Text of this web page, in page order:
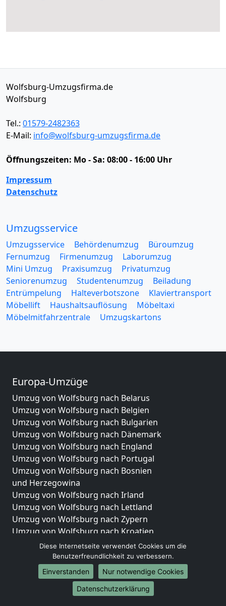
Wolfsburg-Umzugsfirma.de
Wolfsburg
Tel.: 01579-2482363
E-Mail: info@wolfsburg-umzugsfirma.de
Öffnungszeiten: Mo - Sa: 08:00 - 16:00 Uhr
Impressum
Datenschutz
Umzugsservice
Umzugsservice Behördenumzug
Büroumzug
Fernumzug
Firmenumzug
Laborumzug
Mini Umzug
Praxisumzug
Privatumzug
Seniorenumzug
Studentenumzug
Beiladung
Entrümpelung
Halteverbotszone
Klaviertransport
Möbellift
Haushaltsauflösung
Möbeltaxi
Möbelmitfahrzentrale
Umzugskartons
Europa-Umzüge
Umzug von Wolfsburg nach Belarus
Umzug von Wolfsburg nach Belgien
Umzug von Wolfsburg nach Bulgarien
Umzug von Wolfsburg nach Dänemark
Umzug von Wolfsburg nach England
Umzug von Wolfsburg nach Portugal
Umzug von Wolfsburg nach Bosnien
und Herzegowina
Umzug von Wolfsburg nach Irland
Umzug von Wolfsburg nach Lettland
Umzug von Wolfsburg nach Zypern
Umzug von Wolfsburg nach Kroatien
Umzug von Wolfsburg nach Estland
Umzug von Wolfsburg nach Finnland
Umzug von Wolfsburg nach Frankreich
Umzug von Wolfsburg nach Griechenland
Umzug von Wolfsburg nach Italien
Diese Internetseite verwendet Cookies um die
Benutzerfreundlichkeit zu verbessern.
Einverstanden
Nur notwendige Cookies
Datenschutzerklärung